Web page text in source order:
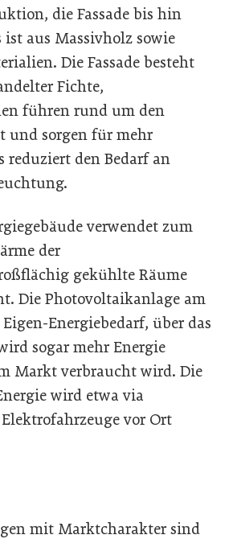
die Fassade bis hin
ist aus Massivholz sowie
Die Fassade besteht
Fichte,
führen rund um den
und sorgen für mehr
reduziert den Bedarf an
verwendet zum
der
gekühlte Räume
Die Photovoltaikanlage am
Energiebedarf, über das
sogar mehr Energie
Markt verbraucht wird. Die
wird etwa via
vor Ort
mit Marktcharakter sind